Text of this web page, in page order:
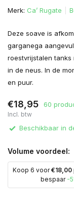
Merk: Ca’ Rugate
Deze soave is
garganega
roestvrijstalen
in de neus. In de
en puur.
€18,95 60
Incl. btw
Beschikbaar in
Volume voordeel:
Koop 6 voor€18,00
bespaar -